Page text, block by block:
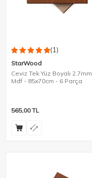
(1)
StarWood
Ceviz Tek Yüz Boyalı 2.7mm
Mdf - 85x70cm - 6 Parça
565,00TL